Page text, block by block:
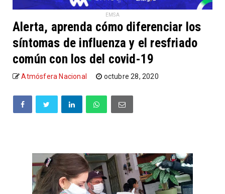
EMSA
Alerta, aprenda cómo diferenciar los
síntomas de influenza y el resfriado
común con los del covid-19
Atmósfera Nacional octubre 28, 2020